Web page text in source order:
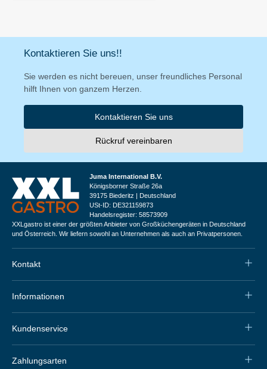
Kontaktieren Sie uns!!
Sie werden es nicht bereuen, unser freundliches Personal
hilft Ihnen von ganzem Herzen.
Kontaktieren Sie uns
Rückruf vereinbaren
Juma International B.V.
Königsborner Straße 26a
39175 Biederitz | Deutschland
USt-ID: DE321159873
Handelsregister: 58573909
XXLgastro ist einer der größten Anbieter von Großküchengeräten in Deutschland
und Österreich. Wir liefern sowohl an Unternehmen als auch an Privatpersonen.
Kontakt
Informationen
Kundenservice
Zahlungsarten